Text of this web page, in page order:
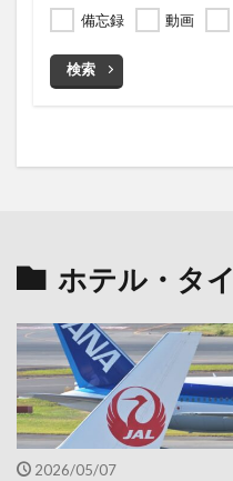
備忘録
動画
検索
ホテル・タ
2026/05/07